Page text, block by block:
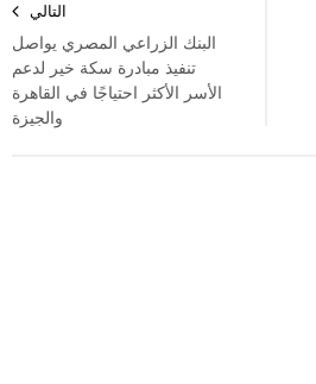
التالي
البنك الزراعي المصري يواصل
تنفيذ مبادرة سكة خير لدعم
الأسر الأكثر احتياجًا في القاهرة
والجيزة